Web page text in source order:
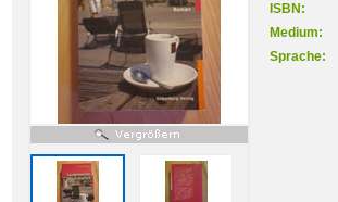
ISBN:
Medium:
Sprache: